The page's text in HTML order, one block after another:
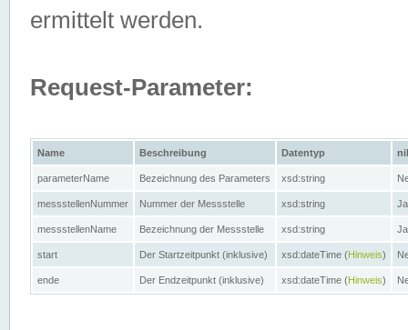
ermittelt werden.
Request-Parameter:
Name Beschreibung Datentyp nil
parameterName Bezeichnung des Parameters xsd:string
messstellenNummer Nummer der Messstelle xsd:string Ja
messstellenName Bezeichnung der Messstelle xsd:string Ja
start Der Startzeitpunkt (inklusive) xsd:dateTime (Hinweis)
ende Der Endzeitpunkt (inklusive) xsd:dateTime (Hinweis)